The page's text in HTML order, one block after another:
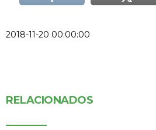
2018-11-20 00:00:00
RELACIONADOS